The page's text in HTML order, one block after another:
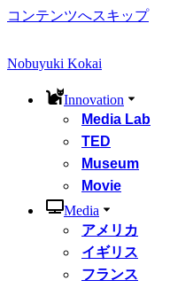
コンテンツへスキップ
Nobuyuki Kokai
Innovation
Media Lab
TED
Museum
Movie
Media
アメリカ
イギリス
フランス